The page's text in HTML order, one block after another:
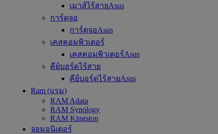
เมาส์ไร้สายAsus
การ์ดจอ
การ์ดจอAsus
เคสคอมพิวเตอร์
เคสคอมพิวเตอร์Asus
คีย์บอร์ดไร้สาย
คีย์บอร์ดไร้สายAsus
Ram (แรม)
RAM Adata
RAM Synology
RAM Kingston
จอมอนิเตอร์